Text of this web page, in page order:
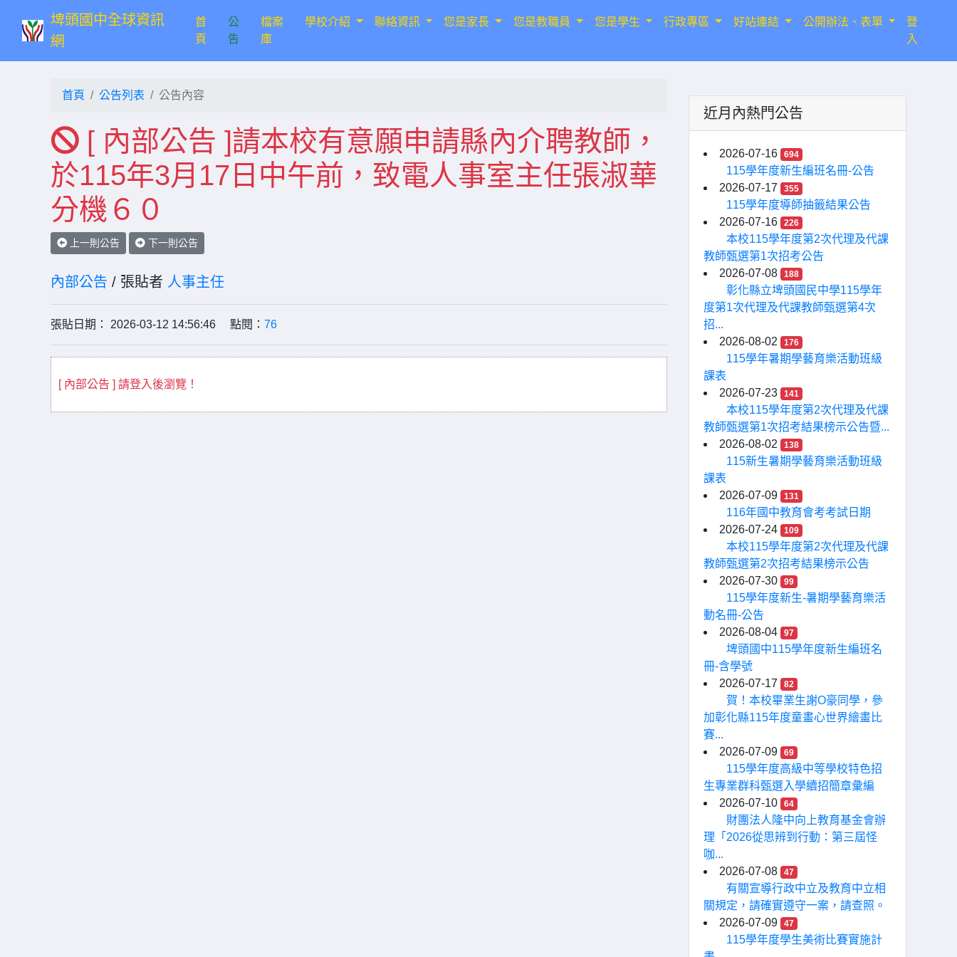
埤頭國中全球資訊
網
首
頁(current)
公
告
檔案
庫
學校介紹 聯絡資訊 您是家長 您是教職員 您是學生 行政專區 好站連結 公開辦法、表單
登
入
首頁 公告列表 公告內容
[ 內部公告 ]請本校有意願申請縣內介聘教師，
於115年3月17日中午前，致電人事室主任張淑華
分機６０
上一則公告 下一則公告
內部公告 / 張貼者 人事主任
張貼日期： 2026-03-12 14:56:46 點閱： 76
[ 內部公告 ] 請登入後瀏覽！
近月內熱門公告
2026-07-16 694
115學年度新生編班名冊-公告
2026-07-17
355
115學年度導師抽籤結果公告
2026-07-16
226
本校115學年度第2次代理及代課
教師甄選第1次招考公告
2026-07-08
188
彰化縣立埤頭國民中學115學年
度第1次代理及代課教師甄選第4次
招...
2026-08-02
176
115學年暑期學藝育樂活動班級
課表
2026-07-23
141
本校115學年度第2次代理及代課
教師甄選第1次招考結果榜示公告暨...
2026-08-02
138
115新生暑期學藝育樂活動班級
課表
2026-07-09
131
116年國中教育會考考試日期
2026-07-24
109
本校115學年度第2次代理及代課
教師甄選第2次招考結果榜示公告
2026-07-30
99
115學年度新生-暑期學藝育樂活
動名冊-公告
2026-08-04
97
埤頭國中115學年度新生編班名
冊-含學號
2026-07-17
82
賀！本校畢業生謝O豪同學，參
加彰化縣115年度童畫心世界繪畫比
賽...
2026-07-09
69
115學年度高級中等學校特色招
生專業群科甄選入學續招簡章彙編
2026-07-10
64
財團法人隆中向上教育基金會辦
理「2026從思辨到行動：第三屆怪
咖...
2026-07-08
47
有關宣導行政中立及教育中立相
關規定，請確實遵守一案，請查照。
2026-07-09
47
115學年度學生美術比賽實施計